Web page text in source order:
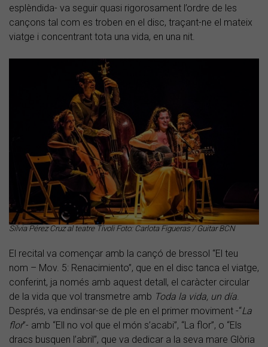
esplèndida- va seguir quasi rigorosament l’ordre de les
cançons tal com es troben en el disc, traçant-ne el mateix
viatge i concentrant tota una vida, en una nit.
Sílvia Pérez Cruz al teatre Tívoli Foto: Carlota Figueras / Guitar BCN
El recital va començar amb la cançó de bressol “El teu
nom – Mov. 5: Renacimiento”, que en el disc tanca el viatge,
conferint, ja només amb aquest detall, el caràcter circular
de la vida que vol transmetre amb Toda la vida, un día.
Després, va endinsar-se de ple en el primer moviment -“La
flor”- amb “Ell no vol que el món s’acabi”, “La flor”, o “Els
dracs busquen l’abril”, que va dedicar a la seva mare Glòria